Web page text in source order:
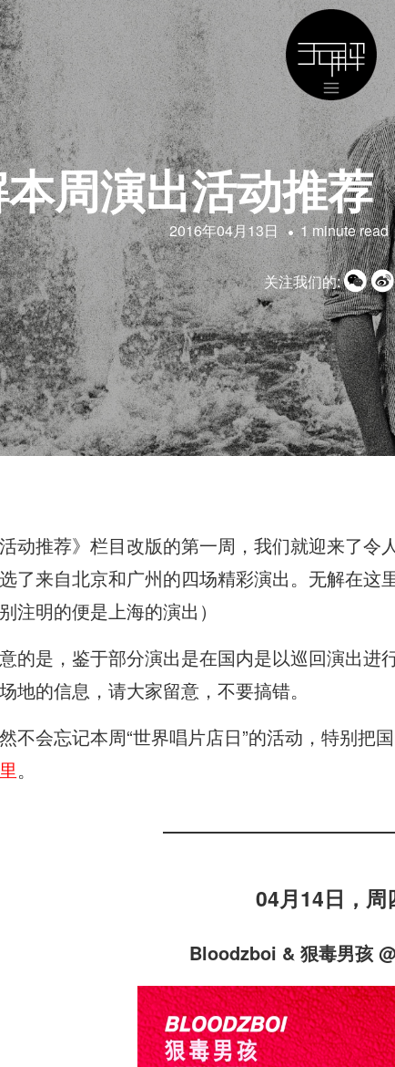
周演出活动推
2016年04月13日 1 minute read
关注我们的:
动推荐》栏目改版的第一周，我们就迎来了令
了来自北京和广州的四场精彩演出。无解在这
注明的便是上海的演出）
的是，鉴于部分演出是在国内是以巡回演出进
地的信息，请大家留意，不要搞错。
不会忘记本周“世界唱片店日”的活动，特别把
。
04月14日，周
Bloodzboi & 狠毒男孩